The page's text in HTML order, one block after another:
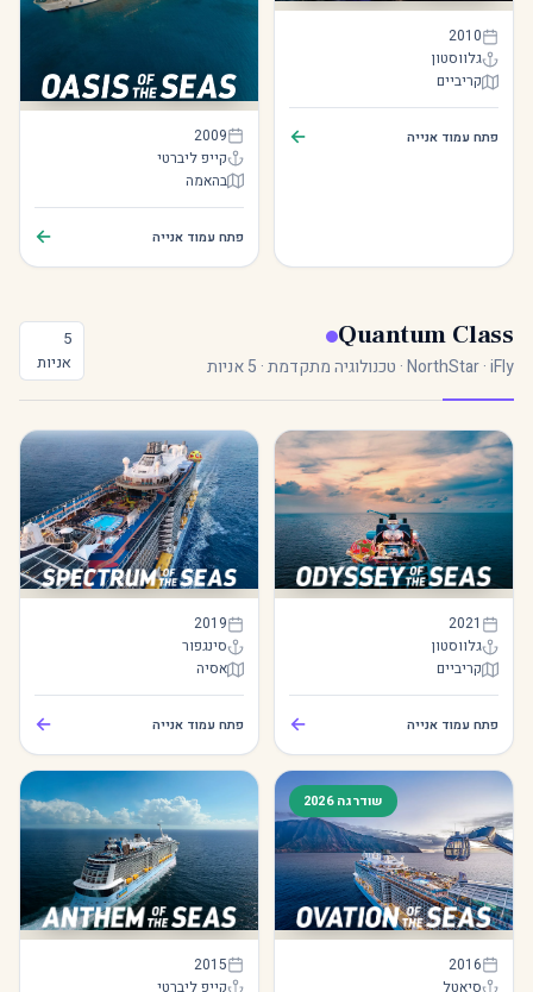
Allure of the Seas
2010
גלווסטון
קריביים
פתח עמוד אנייה ←
Oasis of the Seas
2009
קייפ ליברטי
בהאמה
פתח עמוד אנייה ←
Quantum Class
NorthStar · iFly · טכנולוגיה מתקדמת · 5 אניות
5
אניות
Odyssey of the Seas
Odyssey of the Seas
2021
גלווסטון
קריביים
פתח עמוד אנייה ←
Spectrum of the Seas
Spectrum of the Seas
2019
סינגפור
אסיה
פתח עמוד אנייה ←
שודרגה 2026
Ovation of the Seas
2016
סיאטל
Anthem of the Seas
2015
קייפ ליברטי